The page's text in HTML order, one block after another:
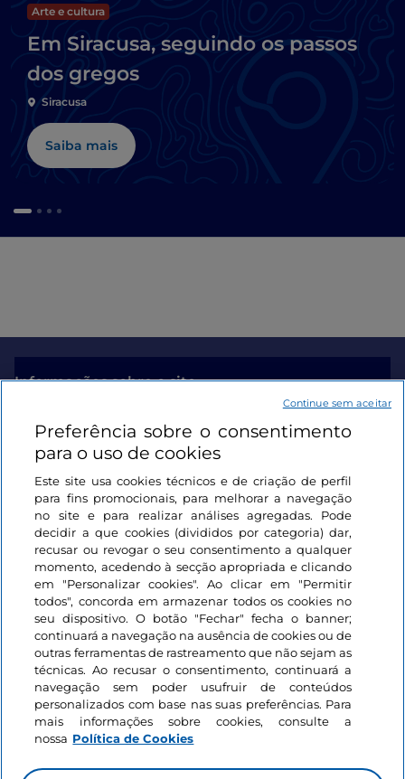
Arte e cultura
Em Siracusa, seguindo os passos
dos gregos
Siracusa
Saiba mais
Informações sobre o site
Ligações úteis
Iniciar sessão
Mantenha-se em contacto
Preferência sobre o consentimento
para o uso de cookies
Este site usa cookies técnicos e de criação de perfil
para fins promocionais, para melhorar a navegação
no site e para realizar análises agregadas. Pode
decidir a que cookies (divididos por categoria) dar,
recusar ou revogar o seu consentimento a qualquer
momento, acedendo à secção apropriada e clicando
em "Personalizar cookies". Ao clicar em "Permitir
todos", concorda em armazenar todos os cookies no
seu dispositivo. O botão "Fechar" fecha o banner;
continuará a navegação na ausência de cookies ou de
outras ferramentas de rastreamento que não sejam as
técnicas. Ao recusar o consentimento, continuará a
navegação sem poder usufruir de conteúdos
personalizados com base nas suas preferências. Para
mais informações sobre cookies, consulte a
nossa Política de Cookies
Continue sem aceitar